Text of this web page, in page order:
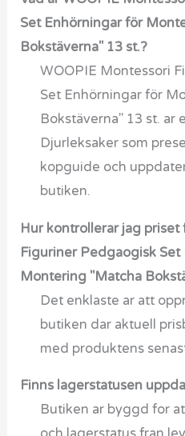
Set Enhörningar för
Bokstäverna" 13 st.?
WOOPIE Montessori
Set Enhörningar för
Bokstäverna" 13 st. ar
Djurleksaker som
kopguide och
butiken.
Hur kontrollerar jag
Figuriner Pedgaogisk
Montering "Matcha
Det enklaste ar att
butiken dar aktuell
med produktens
Finns lagerstatusen
Butiken ar byggd for